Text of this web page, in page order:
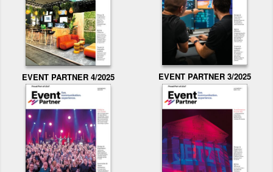
EVENT PARTNER 4/2025 EVENT PARTNER 3/2025